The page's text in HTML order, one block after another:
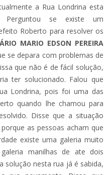
a Rua Londrina esta
se existe um
Roberto para resolver os
MARIO EDSON PEREIRA
se depara com problemas de
que não é de fácil solução,
ter solucionado. Falou que
Londrina, pois foi uma das
quando lhe chamou para
Disse que a situação
as pessoas acham que
existe uma galeria muito
manilhas de ate dois
solução nesta rua já é sabida,